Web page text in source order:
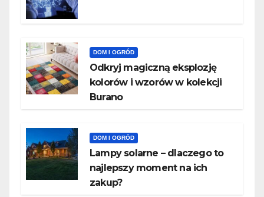
DOM I OGRÓD
Odkryj magiczną eksplozję
kolorów i wzorów w kolekcji
Burano
DOM I OGRÓD
Lampy solarne – dlaczego to
najlepszy moment na ich
zakup?